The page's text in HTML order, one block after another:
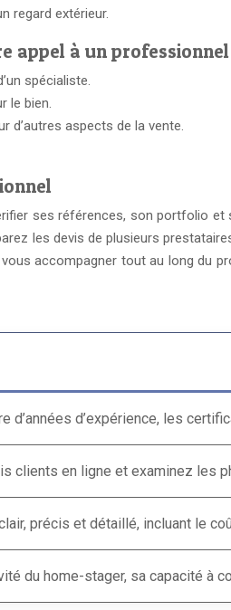
regard extérieur.
appel à un professionnel
spécialiste.
le bien.
d’autres aspects de la vente.
ses références, son portfolio
les devis de plusieurs
accompagner tout au long du
d’années d’expérience, les
clients en ligne et examinez les
précis et détaillé, incluant le
du home-stager, sa capacité à